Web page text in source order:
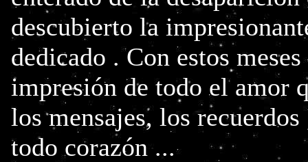
descubierto la
dedicado . Con estos
impresión de todo el amor
los mensajes, los
todo corazón ...